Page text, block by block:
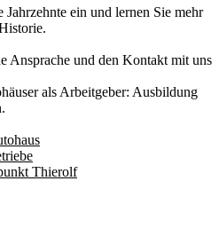
Jahrzehnte ein und lernen Sie mehr
Ansprache und den Kontakt mit uns
als Arbeitgeber: Ausbildung
Thierolf